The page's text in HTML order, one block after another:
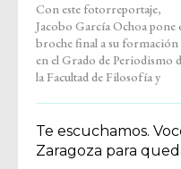
Con este fotorreportaje,
Jacobo García Ochoa pone
broche final a su formación
en el Grado de Periodismo
la Facultad de Filosofía y
Letras y cierra también su
etapa como colaborador
Entremedios. Su trabajo nos
Te escuchamos.
Zaragoza para